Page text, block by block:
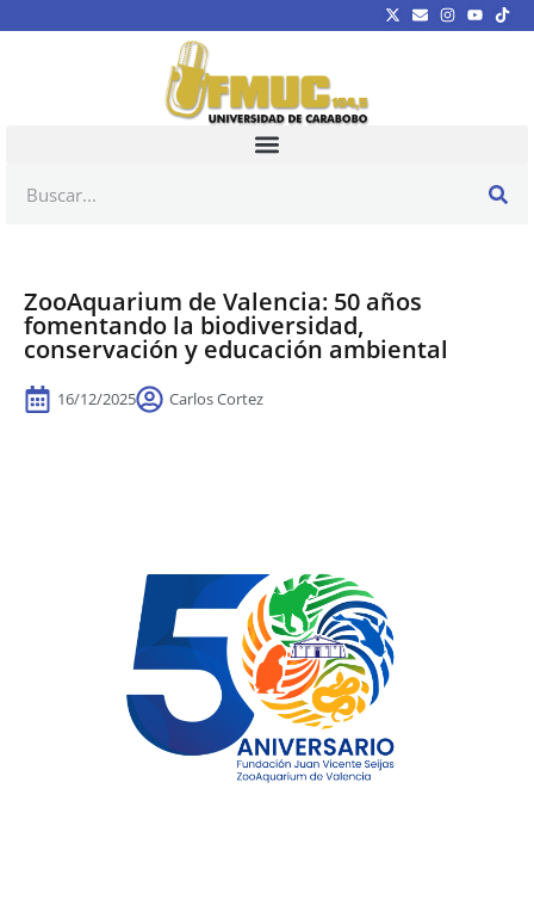
ZooAquarium de Valencia: 50 años
fomentando la biodiversidad,
conservación y educación ambiental
16/12/2025 Carlos Cortez